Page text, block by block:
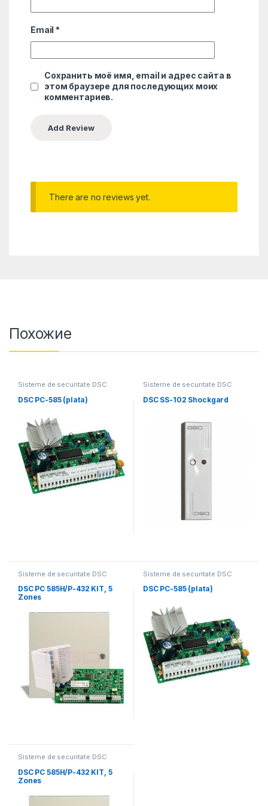
Email *
Сохранить моё имя, email и адрес сайта в
этом браузере для последующих моих
комментариев.
There are no reviews yet.
Похожие
Sisteme de securitate DSC
DSC PC-585 (plata)
Sisteme de securitate DSC
DSC SS-102 Shockgard
Sisteme de securitate DSC
DSC PC 585H/P-432 KIT, 5
Zones
Sisteme de securitate DSC
DSC PC-585 (plata)
Sisteme de securitate DSC
DSC PC 585H/P-432 KIT, 5
Zones